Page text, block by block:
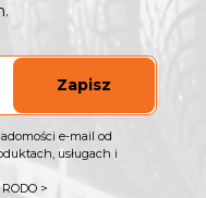
Zapisz
e-mail od
usługach i
>